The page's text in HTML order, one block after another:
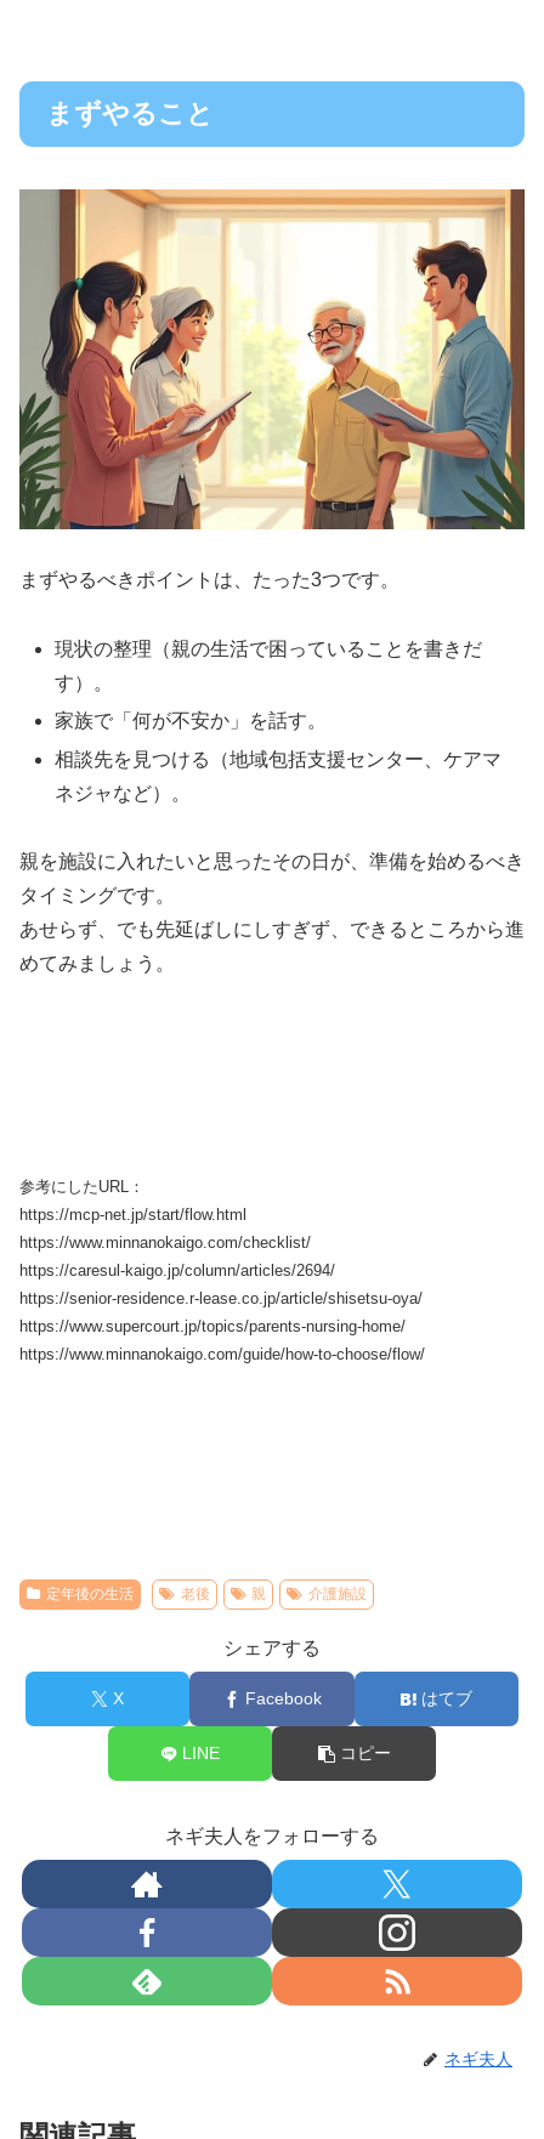
まずやること
まずやるべきポイントは、たった3つです。
現状の整理（親の生活で困っていることを書きだ
す）。
家族で「何が不安か」を話す。
相談先を見つける（地域包括支援センター、ケアマ
ネジャなど）。
親を施設に入れたいと思ったその日が、準備を始めるべき
タイミングです。
あせらず、でも先延ばしにしすぎず、できるところから進
めてみましょう。
参考にしたURL：
https://mcp-net.jp/start/flow.html
https://www.minnanokaigo.com/checklist/
https://caresul-kaigo.jp/column/articles/2694/
https://senior-residence.r-lease.co.jp/article/shisetsu-oya/
https://www.supercourt.jp/topics/parents-nursing-home/
https://www.minnanokaigo.com/guide/how-to-choose/flow/
定年後の生活 老後 親 介護施設
シェアする
X Facebook はてブ
LINE コピー
ネギ夫人をフォローする
ネギ夫人